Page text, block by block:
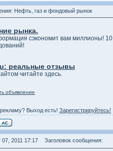
Нефть, газ и фондовый рынок
рынка.
сэкономит вам миллионы! 10
реальные отзывы
читайте здесь.
объявление
Выход есть! Зарегистрируйтесь!
07, 2011 17:17 Заголовок сообщения: